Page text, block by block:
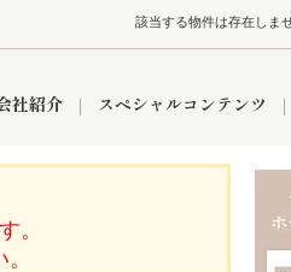
該当する物件は存在しま
ム
京】補助金・助成金
社紹介
インフォメ
スペシャルコンテンツ
バシーポリシー
。